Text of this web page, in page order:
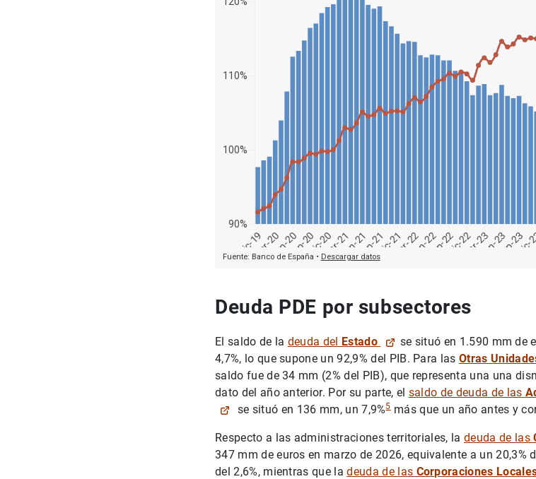
Deuda PDE por subsectores
El saldo de la deuda del Estado
se situó en 1.590 mm de
4,7%, lo que supone un 92,9% del PIB. Para lasOtras
saldo fue de 34 mm (2% del PIB), que representa una una
dato del año anterior. Por su parte, el saldo de deuda de las
se situó en 136 mm, un 7,9%5más que un año antes y
Respecto a las administraciones territoriales, ladeuda de las
347 mm de euros en marzo de 2026, equivalente a un 20,3%
del 2,6%, mientras que ladeuda de las Corporaciones